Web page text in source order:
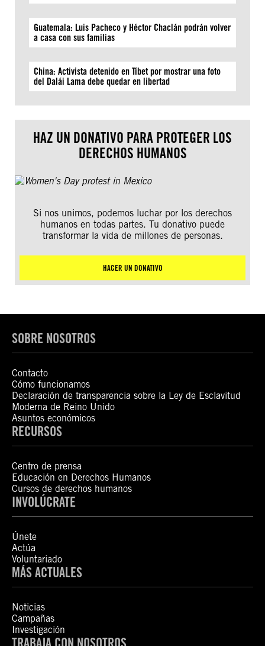
Guatemala: Luis Pacheco y Héctor Chaclán podrán volver
a casa con sus familias
China: Activista detenido en Tíbet por mostrar una foto
del Dalái Lama debe quedar en libertad
HAZ UN DONATIVO PARA PROTEGER LOS
DERECHOS HUMANOS
Si nos unimos, podemos luchar por los derechos
humanos en todas partes. Tu donativo puede
transformar la vida de millones de personas.
HACER UN DONATIVO
SOBRE NOSOTROS
Contacto
Cómo funcionamos
Declaración de transparencia sobre la Ley de Esclavitud
Moderna de Reino Unido
Asuntos económicos
RECURSOS
Centro de prensa
Educación en Derechos Humanos
Cursos de derechos humanos
INVOLÚCRATE
Únete
Actúa
Voluntariado
MÁS ACTUALES
Noticias
Campañas
Investigación
TRABAJA CON NOSOTROS